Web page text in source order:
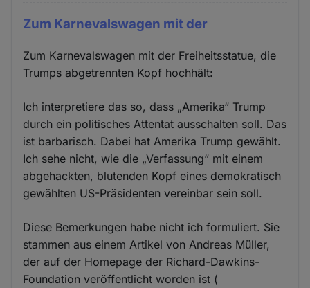
Zum Karnevalswagen mit der
Zum Karnevalswagen mit der Freiheitsstatue, die
Trumps abgetrennten Kopf hochhält:
Ich interpretiere das so, dass „Amerika“ Trump
durch ein politisches Attentat ausschalten soll. Das
ist barbarisch. Dabei hat Amerika Trump gewählt.
Ich sehe nicht, wie die „Verfassung“ mit einem
abgehackten, blutenden Kopf eines demokratisch
gewählten US-Präsidenten vereinbar sein soll.
Diese Bemerkungen habe nicht ich formuliert. Sie
stammen aus einem Artikel von Andreas Müller,
der auf der Homepage der Richard-Dawkins-
Foundation veröffentlicht worden ist (